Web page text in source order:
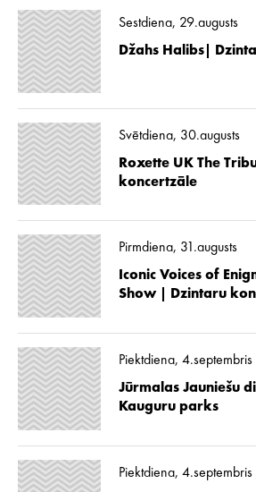
Sestdiena, 29.augusts
Džahs Halibs|
Svētdiena, 30.augusts
Roxette UK The
koncertzāle
Pirmdiena, 31.augusts
Iconic Voices of
Show | Dzintaru
Piektdiena, 4.septembris
Jūrmalas Jauniešu
Kauguru parks
Piektdiena, 4.septembris